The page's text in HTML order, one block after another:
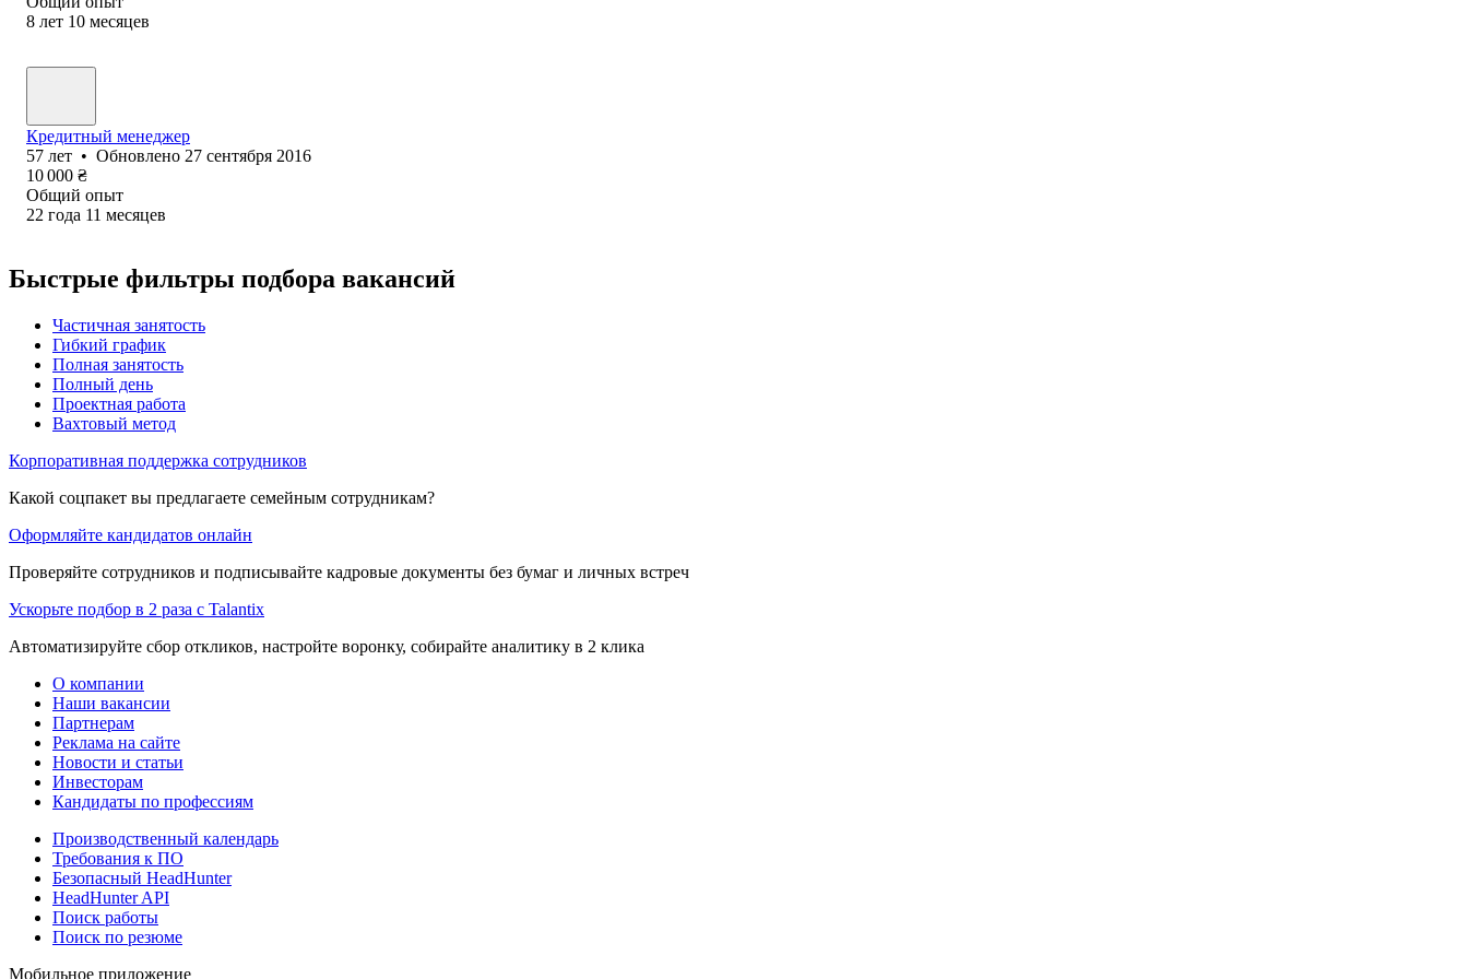
8 лет 10 месяцев
Кредитный менеджер
57 лет • Обновлено 27 сентября 2016
10 000 ₴
Общий опыт
22 года 11 месяцев
Быстрые фильтры подбора вакансий
Частичная занятость
Гибкий график
Полная занятость
Полный день
Проектная работа
Вахтовый метод
Корпоративная поддержка сотрудников
Какой соцпакет вы предлагаете семейным сотрудникам?
Оформляйте кандидатов онлайн
Проверяйте сотрудников и подписывайте кадровые документы без бумаг и личных встреч
Ускорьте подбор в 2 раза с Talantix
Автоматизируйте сбор откликов, настройте воронку, собирайте аналитику в 2 клика
О компании
Наши вакансии
Партнерам
Реклама на сайте
Новости и статьи
Инвесторам
Кандидаты по профессиям
Производственный календарь
Требования к ПО
Безопасный HeadHunter
HeadHunter API
Поиск работы
Поиск по резюме
Мобильное приложение